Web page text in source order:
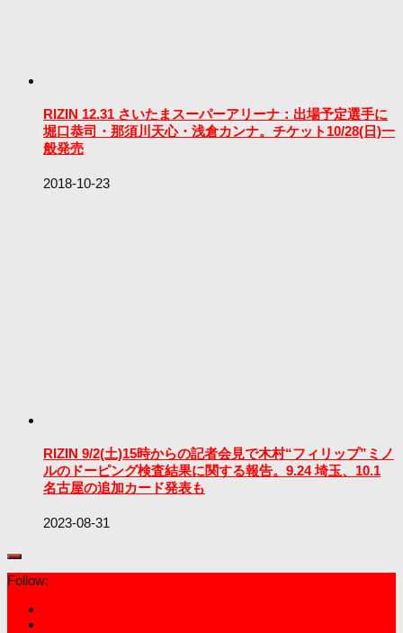
RIZIN 12.31 さいたまスーパーアリーナ：出場予定選手に
堀口恭司・那須川天心・浅倉カンナ。チケット10/28(日)一
般発売
2018-10-23
RIZIN 9/2(土)15時からの記者会見で木村“フィリップ”ミノ
ルのドーピング検査結果に関する報告。9.24 埼玉、10.1
名古屋の追加カード発表も
2023-08-31
Follow: